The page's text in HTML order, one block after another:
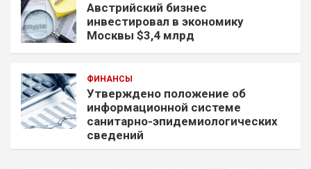
Австрийский бизнес
инвестировал в экономику
Москвы $3,4 млрд
ФИНАНСЫ
Утверждено положение об
информационной системе
санитарно-эпидемиологических
сведений